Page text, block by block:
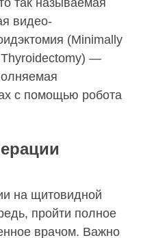
так называемая
видео-
(Minimally
—
с помощью робота
на щитовидной
пройти полное
врачом. Важно